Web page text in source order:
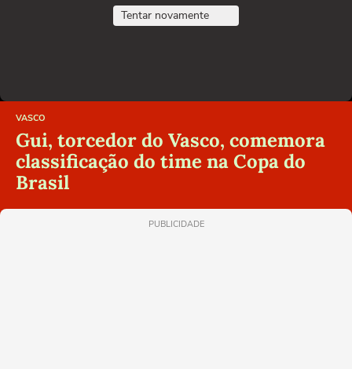
Tentar novamente
VASCO
Gui, torcedor do Vasco, comemora
classificação do time na Copa do
Brasil
PUBLICIDADE